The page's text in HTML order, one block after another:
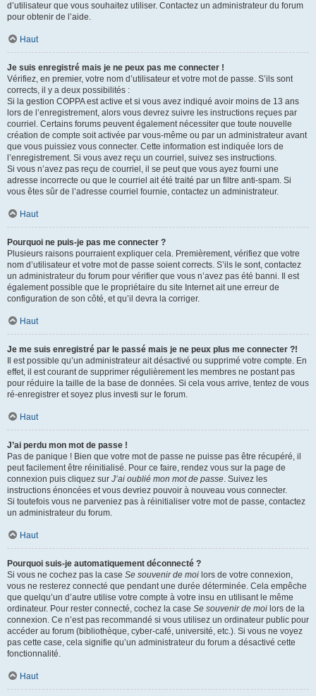
d’utilisateur que vous souhaitez utiliser. Contactez un administrateur du forum
pour obtenir de l’aide.
Haut
Je suis enregistré mais je ne peux pas me connecter !
Vérifiez, en premier, votre nom d’utilisateur et votre mot de passe. S’ils sont
corrects, il y a deux possibilités :
Si la gestion COPPA est active et si vous avez indiqué avoir moins de 13 ans
lors de l’enregistrement, alors vous devrez suivre les instructions reçues par
courriel. Certains forums peuvent également nécessiter que toute nouvelle
création de compte soit activée par vous-même ou par un administrateur avant
que vous puissiez vous connecter. Cette information est indiquée lors de
l’enregistrement. Si vous avez reçu un courriel, suivez ses instructions.
Si vous n’avez pas reçu de courriel, il se peut que vous ayez fourni une
adresse incorrecte ou que le courriel ait été traité par un filtre anti-spam. Si
vous êtes sûr de l’adresse courriel fournie, contactez un administrateur.
Haut
Pourquoi ne puis-je pas me connecter ?
Plusieurs raisons pourraient expliquer cela. Premièrement, vérifiez que votre
nom d’utilisateur et votre mot de passe soient corrects. S’ils le sont, contactez
un administrateur du forum pour vérifier que vous n’avez pas été banni. Il est
également possible que le propriétaire du site Internet ait une erreur de
configuration de son côté, et qu’il devra la corriger.
Haut
Je me suis enregistré par le passé mais je ne peux plus me connecter ?!
Il est possible qu’un administrateur ait désactivé ou supprimé votre compte. En
effet, il est courant de supprimer régulièrement les membres ne postant pas
pour réduire la taille de la base de données. Si cela vous arrive, tentez de vous
ré-enregistrer et soyez plus investi sur le forum.
Haut
J’ai perdu mon mot de passe !
Pas de panique ! Bien que votre mot de passe ne puisse pas être récupéré, il
peut facilement être réinitialisé. Pour ce faire, rendez vous sur la page de
connexion puis cliquez sur J’ai oublié mon mot de passe. Suivez les
instructions énoncées et vous devriez pouvoir à nouveau vous connecter.
Si toutefois vous ne parveniez pas à réinitialiser votre mot de passe, contactez
un administrateur du forum.
Haut
Pourquoi suis-je automatiquement déconnecté ?
Si vous ne cochez pas la case Se souvenir de moi lors de votre connexion,
vous ne resterez connecté que pendant une durée déterminée. Cela empêche
que quelqu’un d’autre utilise votre compte à votre insu en utilisant le même
ordinateur. Pour rester connecté, cochez la case Se souvenir de moi lors de la
connexion. Ce n’est pas recommandé si vous utilisez un ordinateur public pour
accéder au forum (bibliothèque, cyber-café, université, etc.). Si vous ne voyez
pas cette case, cela signifie qu’un administrateur du forum a désactivé cette
fonctionnalité.
Haut